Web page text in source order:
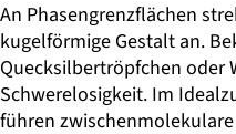
An Phasengrenzflächen
kugelförmige Gestalt an.
Quecksilbertröpfchen oder
Schwerelosigkeit. Im
führen